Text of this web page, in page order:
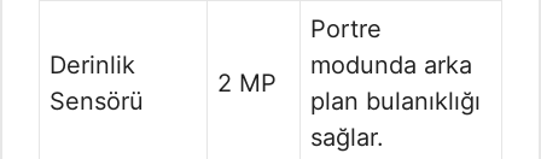
Derinlik
Sensörü
2 MP
Portre
modunda arka
plan bulanıklığı
sağlar.